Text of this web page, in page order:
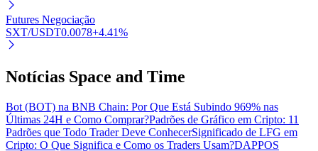
Parceiros Bitrue
Futures Negociação
SXT/USDT0.0078+4.41%
Notícias Space and Time
Bot (BOT) na BNB Chain: Por Que Está Subindo 969% nas
Últimas 24H e Como Comprar?Padrões de Gráfico em Cripto: 11
Padrões que Todo Trader Deve ConhecerSignificado de LFG em
Cripto: O Que Significa e Como os Traders Usam?DAPPOS